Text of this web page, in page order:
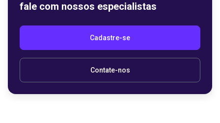
fale com nossos especialistas
Cadastre-se
Contate-nos